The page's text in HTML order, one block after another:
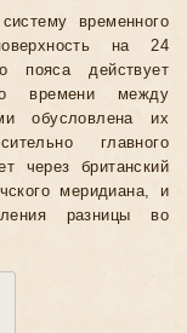
временного
на 24
пояса действует
времени между
обусловлена их
главного
через британский
меридиана, и
разницы во